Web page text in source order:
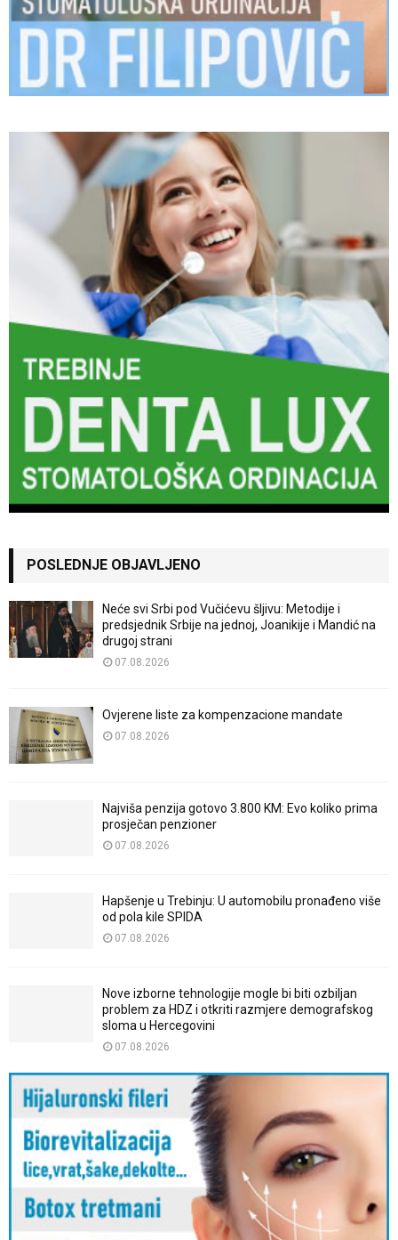
POSLEDNJE OBJAVLJENO
Neće svi Srbi pod Vučićevu šljivu: Metodije i
predsjednik Srbije na jednoj, Joanikije i Mandić na
drugoj strani
07.08.2026
Ovjerene liste za kompenzacione mandate
07.08.2026
Najviša penzija gotovo 3.800 KM: Evo koliko prima
prosječan penzioner
07.08.2026
Hapšenje u Trebinju: U automobilu pronađeno više
od pola kile SPIDA
07.08.2026
Nove izborne tehnologije mogle bi biti ozbiljan
problem za HDZ i otkriti razmjere demografskog
sloma u Hercegovini
07.08.2026